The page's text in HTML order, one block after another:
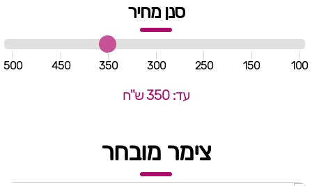
סנן מחיר
100
150
250
300
350
450
500
עד: 350 ש"ח
צימר מובחר